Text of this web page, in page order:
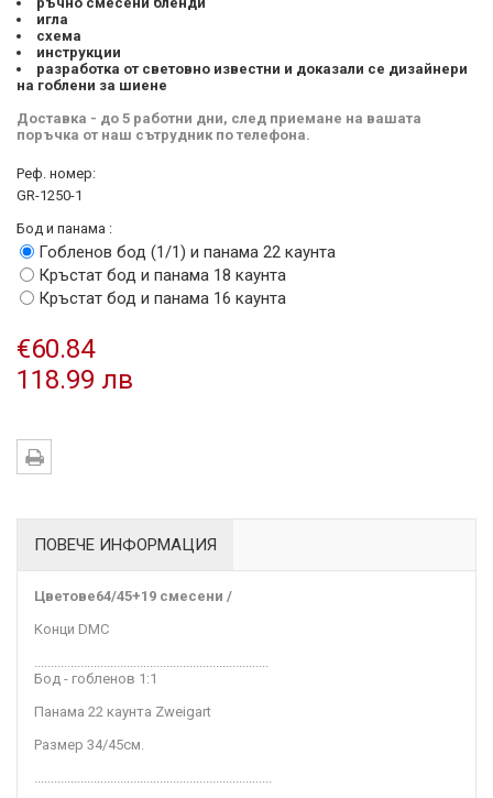
игла
схема
инструкции
разработка от световно известни и доказали се дизайнери
на гоблени за шиене
Доставка - до 5 работни дни, след приемане на вашата
поръчка от наш сътрудник по телефона.
Реф. номер:
GR-1250-1
Бод и панама :
Гобленов бод (1/1) и панама 22 каунта
Кръстат бод и панама 18 каунта
Кръстат бод и панама 16 каунта
€60.84
118.99 лв
ПОВЕЧЕ ИНФОРМАЦИЯ
Цветове64/45+19 смесени /
Kонци DMC
.......................................................................
Бод - гобленов 1:1
Панама 22 каунта Zweigart
Размер 34/45см.
........................................................................